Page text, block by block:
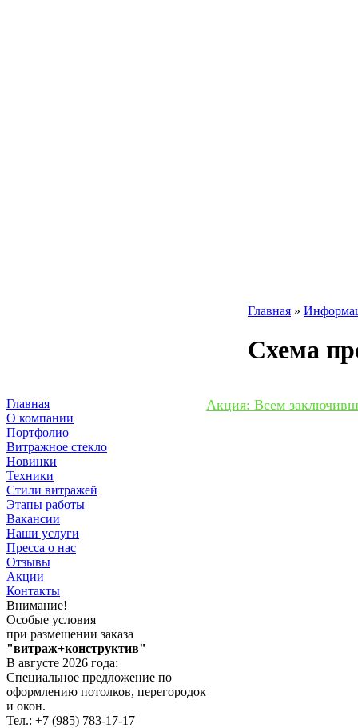
Главная »
Схема
Главная
О компании
Портфолио
Витражное стекло
Новинки
Техники
Стили витражей
Этапы работы
Вакансии
Наши услуги
Пресса о нас
Отзывы
Акции
Контакты
Внимание!
Особые условия
при размещении заказа
"витраж+конструктив"
В августе 2026 года:
Специальное предложение по
оформлению потолков, перегородок
и окон.
Тел.: +7 (985) 783-17-17
Акция: Всем